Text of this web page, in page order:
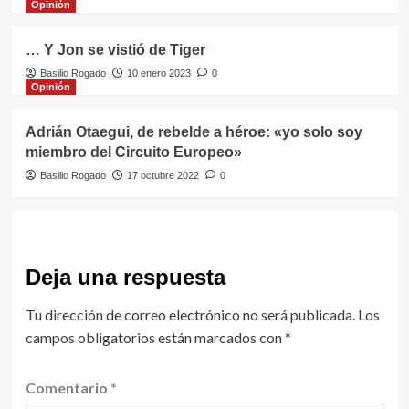
Opinión
… Y Jon se vistió de Tiger
Basilio Rogado 10 enero 2023
0
Opinión
Adrián Otaegui, de rebelde a héroe: «yo solo soy
miembro del Circuito Europeo»
Basilio Rogado 17 octubre 2022 0
Deja una respuesta
Tu dirección de correo electrónico no será publicada. Los
campos obligatorios están marcados con*
Comentario *